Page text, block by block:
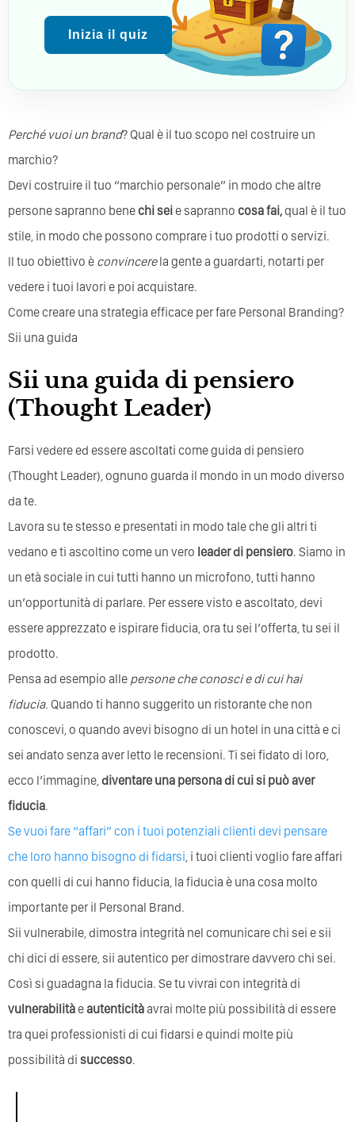
Inizia il quiz
Perché vuoi un brand? Qual è il tuo scopo nel costruire un
marchio?
Devi costruire il tuo “marchio personale” in modo che altre
persone sapranno benechi seie sapranno cosa fai,qual è il tuo
stile, in modo che possono comprare i tuo prodotti o servizi.
Il tuo obiettivo è convincerela gente a guardarti, notarti per
vedere i tuoi lavori e poi acquistare.
Come creare una strategia efficace per fare Personal Branding?
Sii una guida
Sii una guida di pensiero
(Thought Leader)
Farsi vedere ed essere ascoltati come guida di pensiero
(Thought Leader), ognuno guarda il mondo in un modo diverso
da te.
Lavora su te stesso e presentati in modo tale che gli altri ti
vedano e ti ascoltino come un vero leader di pensiero. Siamo in
un età sociale in cui tutti hanno un microfono, tutti hanno
un’opportunità di parlare. Per essere visto e ascoltato, devi
essere apprezzato e ispirare fiducia, ora tu sei l’offerta, tu sei il
prodotto.
Pensa ad esempio alle persone che conosci e di cui hai
fiducia. Quando ti hanno suggerito un ristorante che non
conoscevi, o quando avevi bisogno di un hotel in una città e ci
sei andato senza aver letto le recensioni. Ti sei fidato di loro,
ecco l’immagine, diventare una persona di cui si può aver
fiducia.
Se vuoi fare “affari” con i tuoi potenziali clienti devi pensare
che loro hanno bisogno di fidarsi , i tuoi clienti voglio fare affari
con quelli di cui hanno fiducia, la fiducia è una cosa molto
importante per il Personal Brand.
Sii vulnerabile, dimostra integrità nel comunicare chi sei e sii
chi dici di essere, sii autentico per dimostrare davvero chi sei.
Così si guadagna la fiducia. Se tu vivrai con integrità di
vulnerabilitàeautenticitàavrai molte più possibilità di essere
tra quei professionisti di cui fidarsi e quindi molte più
possibilità di successo.